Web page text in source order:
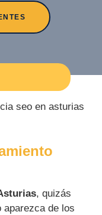
, quizás
aparezca de los